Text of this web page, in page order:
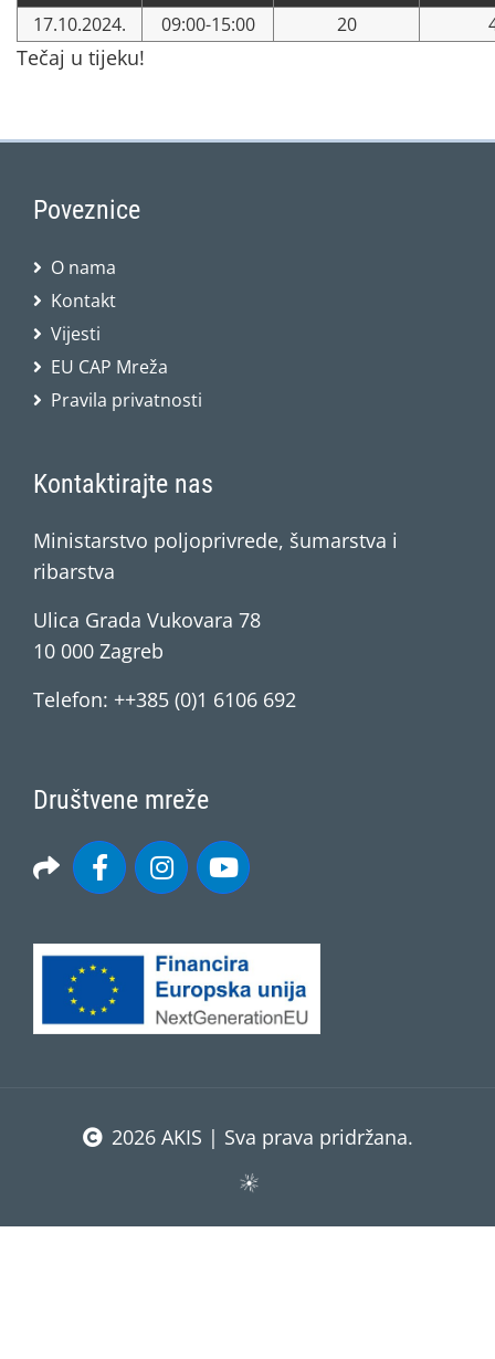
17.10.2024. 09:00-15:00 20
Tečaj u tijeku!
Poveznice
O nama
Kontakt
Vijesti
EU CAP Mreža
Pravila privatnosti
Kontaktirajte nas
Ministarstvo poljoprivrede, šumarstva i
ribarstva
Ulica Grada Vukovara 78
10 000 Zagreb
Telefon: ++385 (0)1 6106 692
Društvene mreže
2026 AKIS | Sva prava pridržana.